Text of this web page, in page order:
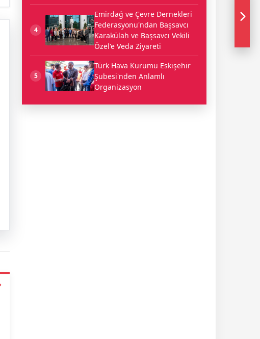
4
Emirdağ ve Çevre Dernekleri
Federasyonu'ndan Başsavcı
Karakülah ve Başsavcı Vekili
Özel'e Veda Ziyareti
5
Türk Hava Kurumu Eskişehir
Şubesi'nden Anlamlı
Organizasyon